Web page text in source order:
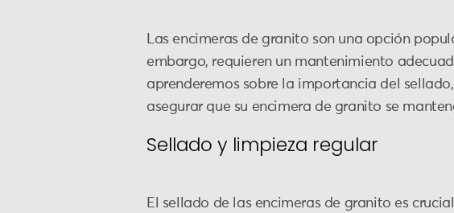
Las encimeras de granito son una opción
embargo, requieren un mantenimiento
aprenderemos sobre la importancia del
asegurar que su encimera de granito se
Sellado y limpieza regular
El sellado de las encimeras de granito es